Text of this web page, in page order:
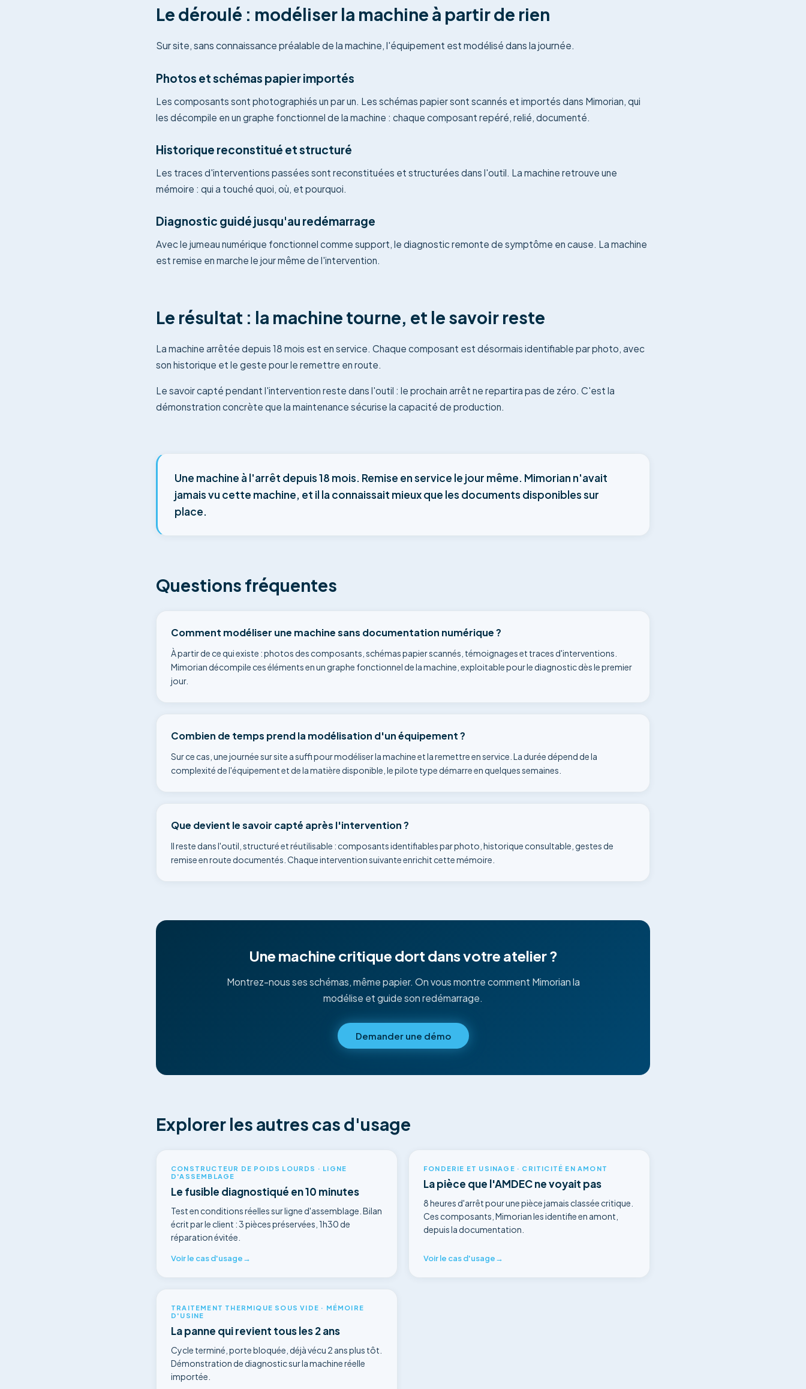
Le déroulé : modéliser la machine à partir de rien
Sur site, sans connaissance préalable de la machine, l'équipement est modélisé dans la journée.
Photos et schémas papier importés
Les composants sont photographiés un par un. Les schémas papier sont scannés et importés dans Mimorian, qui
les décompile en un graphe fonctionnel de la machine : chaque composant repéré, relié, documenté.
Historique reconstitué et structuré
Les traces d'interventions passées sont reconstituées et structurées dans l'outil. La machine retrouve une
mémoire : qui a touché quoi, où, et pourquoi.
Diagnostic guidé jusqu'au redémarrage
Avec le jumeau numérique fonctionnel comme support, le diagnostic remonte de symptôme en cause. La machine
est remise en marche le jour même de l'intervention.
Le résultat : la machine tourne, et le savoir reste
La machine arrêtée depuis 18 mois est en service. Chaque composant est désormais identifiable par photo, avec
son historique et le geste pour le remettre en route.
Le savoir capté pendant l'intervention reste dans l'outil : le prochain arrêt ne repartira pas de zéro. C'est la
démonstration concrète que la maintenance sécurise la capacité de production.
Une machine à l'arrêt depuis 18 mois. Remise en service le jour même. Mimorian n'avait
jamais vu cette machine, et il la connaissait mieux que les documents disponibles sur
place.
Questions fréquentes
Comment modéliser une machine sans documentation numérique ?
À partir de ce qui existe : photos des composants, schémas papier scannés, témoignages et traces d'interventions.
Mimorian décompile ces éléments en un graphe fonctionnel de la machine, exploitable pour le diagnostic dès le premier
jour.
Combien de temps prend la modélisation d'un équipement ?
Sur ce cas, une journée sur site a suffi pour modéliser la machine et la remettre en service. La durée dépend de la
complexité de l'équipement et de la matière disponible, le pilote type démarre en quelques semaines.
Que devient le savoir capté après l'intervention ?
Il reste dans l'outil, structuré et réutilisable : composants identifiables par photo, historique consultable, gestes de
remise en route documentés. Chaque intervention suivante enrichit cette mémoire.
Une machine critique dort dans votre atelier ?
Montrez-nous ses schémas, même papier. On vous montre comment Mimorian la
modélise et guide son redémarrage.
Demander une démo
Explorer les autres cas d'usage
CONSTRUCTEUR DE POIDS LOURDS · LIGNE
D'ASSEMBLAGE
Le fusible diagnostiqué en 10 minutes
Test en conditions réelles sur ligne d'assemblage. Bilan
écrit par le client : 3 pièces préservées, 1h30 de
réparation évitée.
Voir le cas d'usage→
FONDERIE ET USINAGE · CRITICITÉ EN AMONT
La pièce que l'AMDEC ne voyait pas
8 heures d'arrêt pour une pièce jamais classée critique.
Ces composants, Mimorian les identifie en amont,
depuis la documentation.
Voir le cas d'usage→
TRAITEMENT THERMIQUE SOUS VIDE · MÉMOIRE
D'USINE
La panne qui revient tous les 2 ans
Cycle terminé, porte bloquée, déjà vécu 2 ans plus tôt.
Démonstration de diagnostic sur la machine réelle
importée.